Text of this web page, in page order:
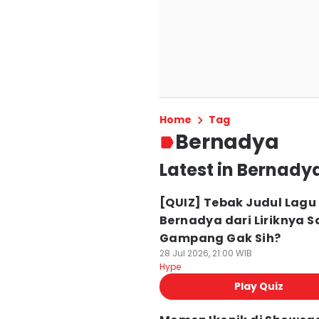
Home Tag
Bernadya
Latest in
[QUIZ] Tebak Judul Lagu
Bernadya dari Liriknya
Gampang Gak Sih?
28 Jul 2026, 21:00 WIB
Hype
Play Quiz